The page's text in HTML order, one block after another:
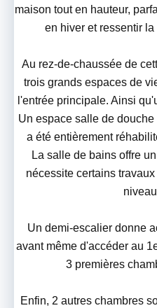
maison tout en hauteur,
en hiver et ressentir
Au rez-de-chaussée de
trois grands espaces de
l'entrée principale. Ainsi
Un espace salle de
a été entièrement
La salle de bains offre
nécessite certains
Un demi-escalier donne
avant même d'accéder au
3 premières
Enfin, 2 autres chambres